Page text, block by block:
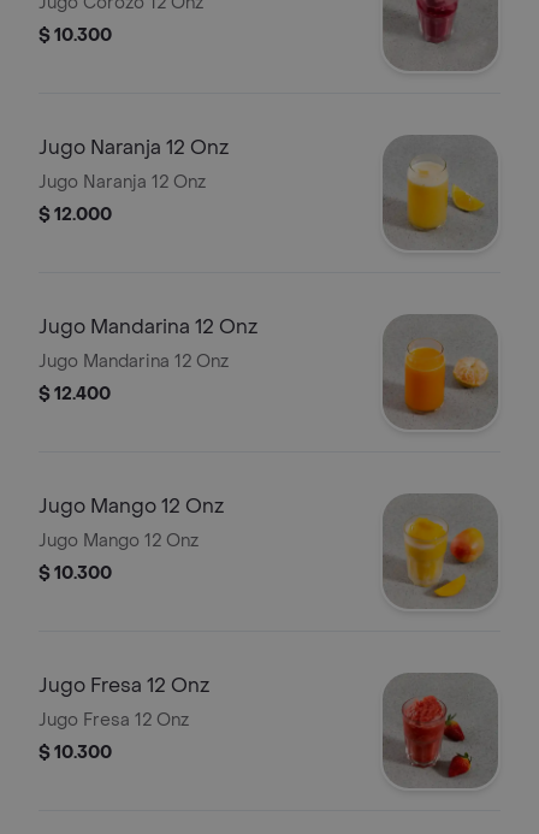
$ 10.300
Jugo Naranja 12 Onz
Jugo Naranja 12 Onz
$ 12.000
Jugo Mandarina 12 Onz
Jugo Mandarina 12 Onz
$ 12.400
Jugo Mango 12 Onz
Jugo Mango 12 Onz
$ 10.300
Jugo Fresa 12 Onz
Jugo Fresa 12 Onz
$ 10.300